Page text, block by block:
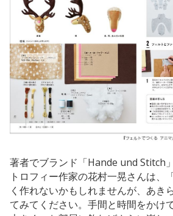
著者でブランド「Hande und Stitch
トロフィー作家の花村一晃さんは、
く作れないかもしれませんが、あき
てみてください。手間と時間をかけ